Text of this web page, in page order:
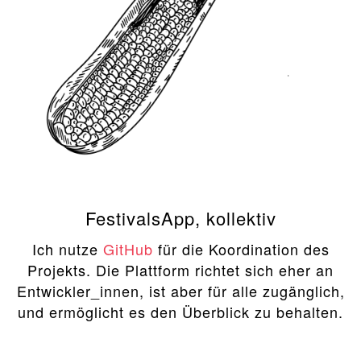
FestivalsApp, kollektiv
Ich nutze GitHub für die Koordination des
Projekts. Die Plattform richtet sich eher an
Entwickler_innen, ist aber für alle zugänglich,
und ermöglicht es den Überblick zu behalten.